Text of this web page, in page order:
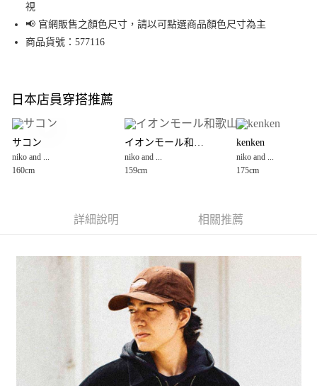
街口支付
悠遊付
全盈+PAY
大哥付你分期
【大哥付你分期使用說明】
1.本服務由台灣大哥大提供，台灣大哥大用戶可立即使用無須另外申請。
2.付款方式選擇「大哥付你分期」，訂單成立後會自動跳轉到大哥付的交易
3.實際核准額度、可分期數及費用金額請依後續交易確認頁面所載為準。
4.訂單成立30分鐘內，如未前往確認交易或遇審核未通過，訂單將自動取
【繳款方式說明】
1.分期款項不併入電信帳單，「大哥付你分期」於每月結算日後寄送繳費提
2.透過簡訊連結打開帳單後，可選擇「超商條碼／台灣大直營門市／銀行轉
帳／街口支付／iPASS MONEY」等通路繳費。
1.本服務係由「台灣大哥大股份有限公司」（以下簡稱本公司）所提供，讓
用戶於交易時，得透過本服務購買商品或服務，並由商店將買賣／分期付款
買賣價金債權讓與本公司後，依約使用本公司帳單繳交帳款。
AFTEE先享後付
３．安心：先確認商品／服務後，再付款。
【「AFTEE先享後付」結帳流程】
１．於結帳方式選擇「AFTEE先享後付」後，將跳轉至「AFTEE先享後付」
結帳頁面，進行簡訊認證並確認金額後，即可完成結帳。
２．訂單成立數日內，您將收到繳費通知簡訊。
３．收到繳費通知簡訊後14天內，點擊此簡訊中的連結，可透過四大超商／
ATM／網路銀行／等多元方式進行付款，方視為交易完成。
※ 請注意：結帳手續完成當下不需立刻繳費，但若您需要取消訂單，請聯絡
購買商品的店家。未經商家同意取消之訂單仍視為有效，需透過AFTEE先享
後付繳納相關費用。
每筆NT$80，滿NT$1,500(含以上)免運費
每筆NT$80，滿NT$1,500(含以上)免運費
每筆NT$80，滿NT$1,500(含以上)免運費
付款後 7-11取貨
視
📢 官網販售之顏色尺寸，請以可點選商品顏色尺寸為主
商品貨號：577116
日本店員穿搭推薦
サコン
niko and ...
160cm
イオンモール和歌山
niko and ...
159cm
kenken
niko and ...
175cm
詳細說明 相關推薦